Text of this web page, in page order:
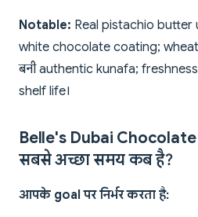
Notable: Real pistachio butter
white chocolate coating;
बनी authentic kunafa;
shelf life।
Belle's Dubai
सबसे अच्छा समय कब है?
आपके goal पर निर्भर करता है: